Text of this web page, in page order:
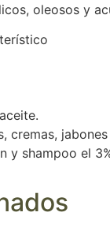
oleosos y
cremas,
y shampoo el